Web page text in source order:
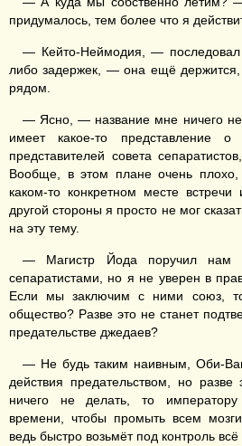
придумалось, тем более что я
— Кейто-Неймодия, — последовал
либо задержек, — она ещё держится,
рядом.
— Ясно, — название мне ничего не
имеет какое-то представление
представителей совета
Вообще, в этом плане очень
каком-то конкретном месте
другой стороны я просто не мог
на эту тему.
— Магистр Йода поручил нам
сепаратистами, но я не уверен в
Если мы заключим с ними союз, то
общество? Разве это не станет
предательстве джедаев?
— Не будь таким наивным, Оби-
действия предательством, но
ничего не делать, то
времени, чтобы промыть всем
ведь быстро возьмёт под контроль